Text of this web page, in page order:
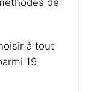
de
à tout
19